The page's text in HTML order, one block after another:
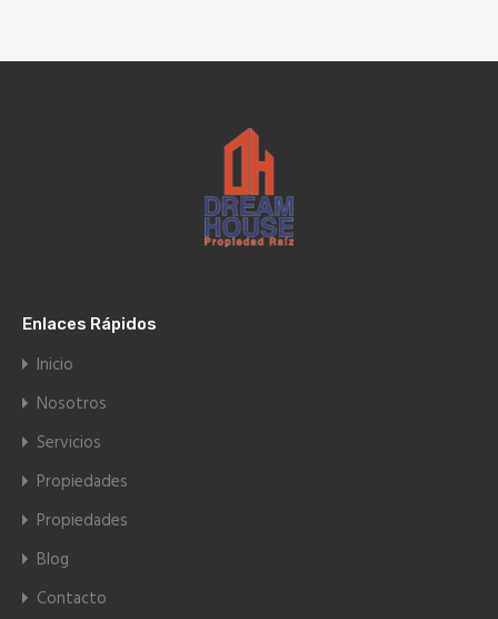
Enlaces Rápidos
Inicio
Nosotros
Servicios
Propiedades
Propiedades
Blog
Contacto